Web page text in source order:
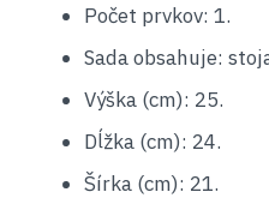
Počet prvkov: 1.
Sada obsahuje:
Výška (cm): 25.
Dĺžka (cm): 24.
Šírka (cm): 21.